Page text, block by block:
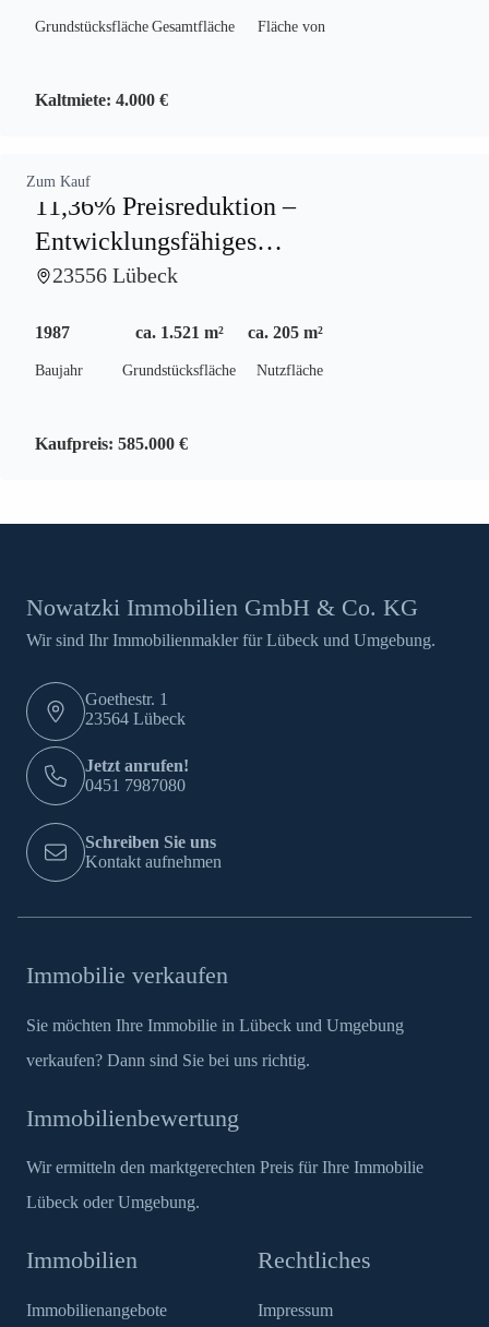
Grundstücksfläche Gesamtfläche Fläche von
Kaltmiete: 4.000 €
Zum Kauf
11,36% Preisreduktion –
Entwicklungsfähiges
Gewerbegrundstück inAutobahnlage
23556 Lübeck
1987
Baujahr
ca. 1.521 m²
Grundstücksfläche
ca. 205 m²
Nutzfläche
Kaufpreis: 585.000 €
Nowatzki Immobilien GmbH & Co. KG
Wir sind Ihr Immobilienmakler für Lübeck und Umgebung.
Goethestr. 1
23564 Lübeck
Jetzt anrufen!
0451 7987080
Schreiben Sie uns
Kontakt aufnehmen
Immobilie verkaufen
Sie möchten Ihre Immobilie in Lübeck und Umgebung
verkaufen? Dann sind Sie bei uns richtig.
Immobilien
Immobilienangebote
Immobilienbewertung
Wir ermitteln den marktgerechten Preis für Ihre Immobilie
Lübeck oder Umgebung.
Rechtliches
Impressum